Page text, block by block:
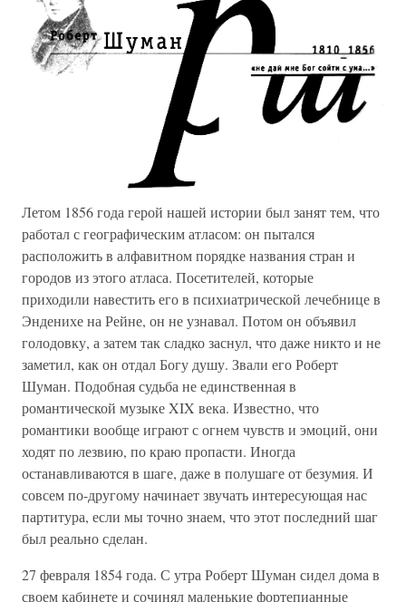
Летом 1856 года герой нашей истории был занят тем, что
работал с географическим атласом: он пытался
расположить в алфавитном порядке названия стран и
городов из этого атласа. Посетителей, которые
приходили навестить его в психиатрической лечебнице в
Энденихе на Рейне, он не узнавал. Потом он объявил
голодовку, а затем так сладко заснул, что даже никто и не
заметил, как он отдал Богу душу. Звали его Роберт
Шуман. Подобная судьба не единственная в
романтической музыке XIX века. Известно, что
романтики вообще играют с огнем чувств и эмоций, они
ходят по лезвию, по краю пропасти. Иногда
останавливаются в шаге, даже в полушаге от безумия. И
совсем по-другому начинает звучать интересующая нас
партитура, если мы точно знаем, что этот последний шаг
был реально сделан.
27 февраля 1854 года. С утра Роберт Шуман сидел дома в
своем кабинете и сочинял маленькие фортепианные